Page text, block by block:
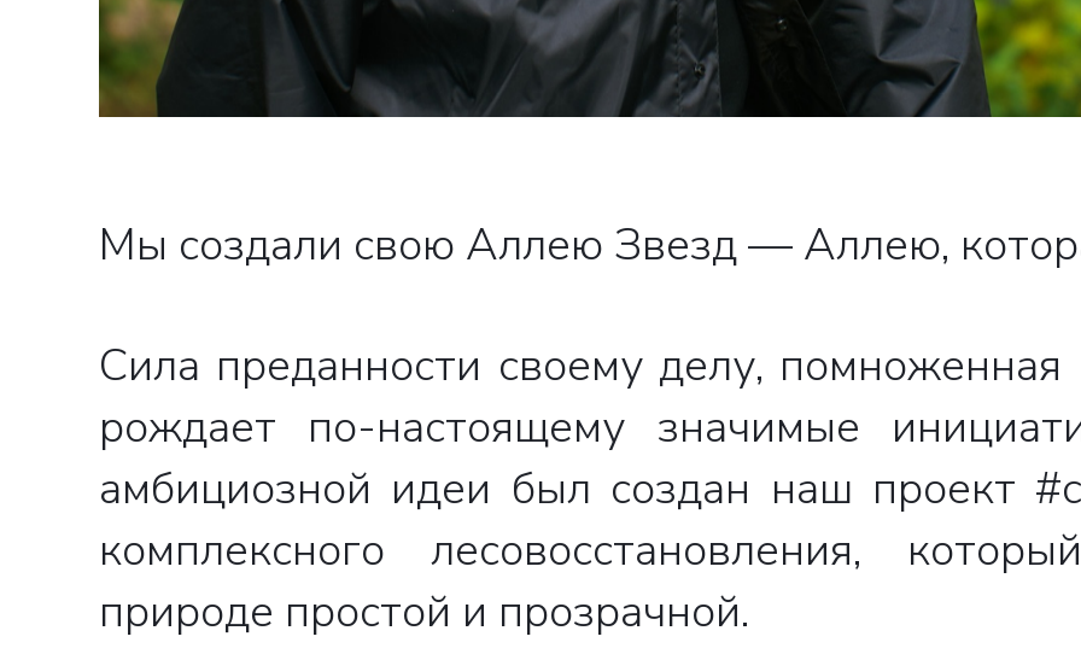
Мы создали свою Аллею Звезд — Аллею,
Сила преданности своему делу,
рождает по-настоящему значимые
амбициозной идеи был создан наш проект
комплексного лесовосстановления,
природе простой и прозрачной.
свяжутся с вами
Закрыть